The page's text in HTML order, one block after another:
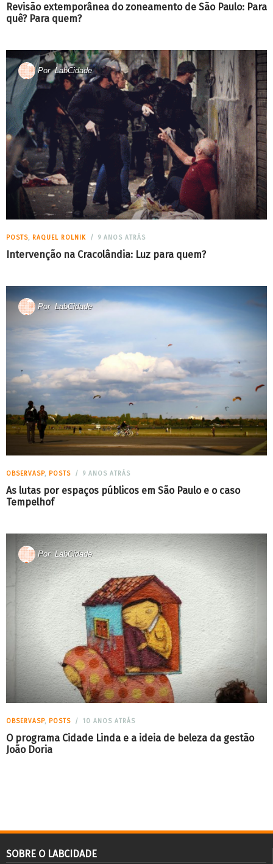
Revisão extemporânea do zoneamento de São Paulo: Para
quê? Para quem?
PorLabCidade
POSTS, RAQUEL ROLNIK 9 ANOS ATRÁS
Intervenção na Cracolândia: Luz para quem?
PorLabCidade
OBSERVASP, POSTS 9 ANOS ATRÁS
As lutas por espaços públicos em São Paulo e o caso
Tempelhof
PorLabCidade
OBSERVASP, POSTS 10 ANOS ATRÁS
O programa Cidade Linda e a ideia de beleza da gestão
João Doria
SOBRE O LABCIDADE